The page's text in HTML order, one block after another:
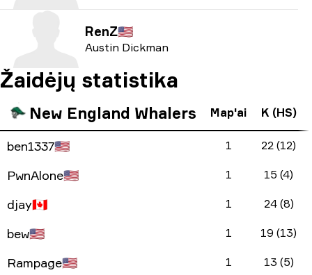
RenZ🇺🇸
Austin Dickman
Žaidėjų statistika
New England Whalers Map'ai K (HS)
ben1337🇺🇸 1 22 (12)
PwnAlone🇺🇸 1 15 (4)
djay🇨🇦 1 24 (8)
bew🇺🇸 1 19 (13)
Rampage🇺🇸 1 13 (5)